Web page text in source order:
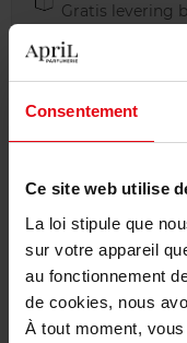
Consentement
Ce site web utilise
La loi stipule que
sur votre appareil
au fonctionnement
de cookies, nous
À tout moment,
Gratis levering
Gratis retour in
Gratis
Beschrijving
Gebruiksadvies